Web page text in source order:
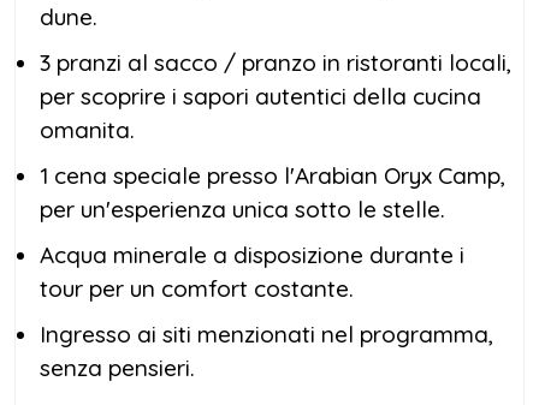
dune.
3 pranzi al sacco / pranzo in ristoranti locali,
per scoprire i sapori autentici della cucina
omanita.
1 cena speciale presso l'Arabian Oryx Camp,
per un'esperienza unica sotto le stelle.
Acqua minerale a disposizione durante i
tour per un comfort costante.
Ingresso ai siti menzionati nel programma,
senza pensieri.